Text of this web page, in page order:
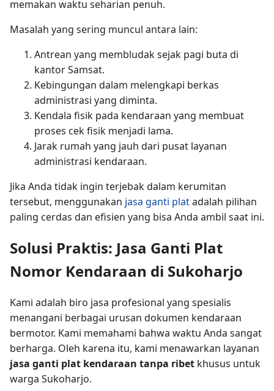
memakan waktu seharian penuh.
Masalah yang sering muncul antara lain:
Antrean yang membludak sejak pagi buta di
kantor Samsat.
Kebingungan dalam melengkapi berkas
administrasi yang diminta.
Kendala fisik pada kendaraan yang membuat
proses cek fisik menjadi lama.
Jarak rumah yang jauh dari pusat layanan
administrasi kendaraan.
Jika Anda tidak ingin terjebak dalam kerumitan
tersebut, menggunakan jasa ganti platadalah pilihan
paling cerdas dan efisien yang bisa Anda ambil saat ini.
Solusi Praktis: Jasa Ganti Plat
Nomor Kendaraan di Sukoharjo
Kami adalah biro jasa profesional yang spesialis
menangani berbagai urusan dokumen kendaraan
bermotor. Kami memahami bahwa waktu Anda sangat
berharga. Oleh karena itu, kami menawarkan layanan
jasa ganti plat kendaraan tanpa ribet khusus untuk
warga Sukoharjo.